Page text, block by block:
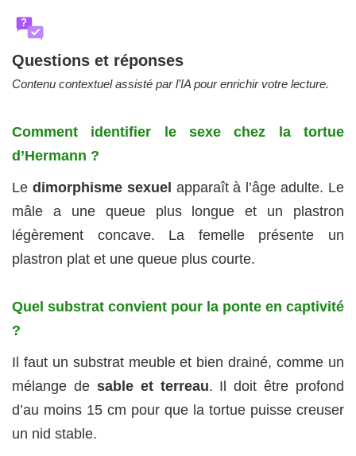
?
Questions et réponses
Contenu contextuel assisté par l’IA pour enrichir votre lecture.
Comment identifier le sexe chez la tortue
d’Hermann ?
Le dimorphisme sexuel apparaît à l’âge adulte. Le
mâle a une queue plus longue et un plastron
légèrement concave. La femelle présente un
plastron plat et une queue plus courte.
Quel substrat convient pour la ponte en captivité
?
Il faut un substrat meuble et bien drainé, comme un
mélange de sable et terreau. Il doit être profond
d’au moins 15 cm pour que la tortue puisse creuser
un nid stable.